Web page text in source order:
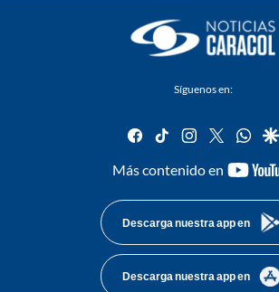
Síguenos en:
facebook
tiktok instagram
twitter
Más contenido en
Descarga nuestra app en
Descarga nuestra app en